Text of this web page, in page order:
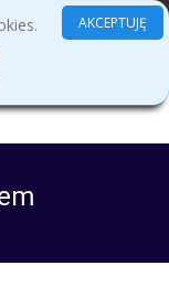
AKCEPTUJĘ